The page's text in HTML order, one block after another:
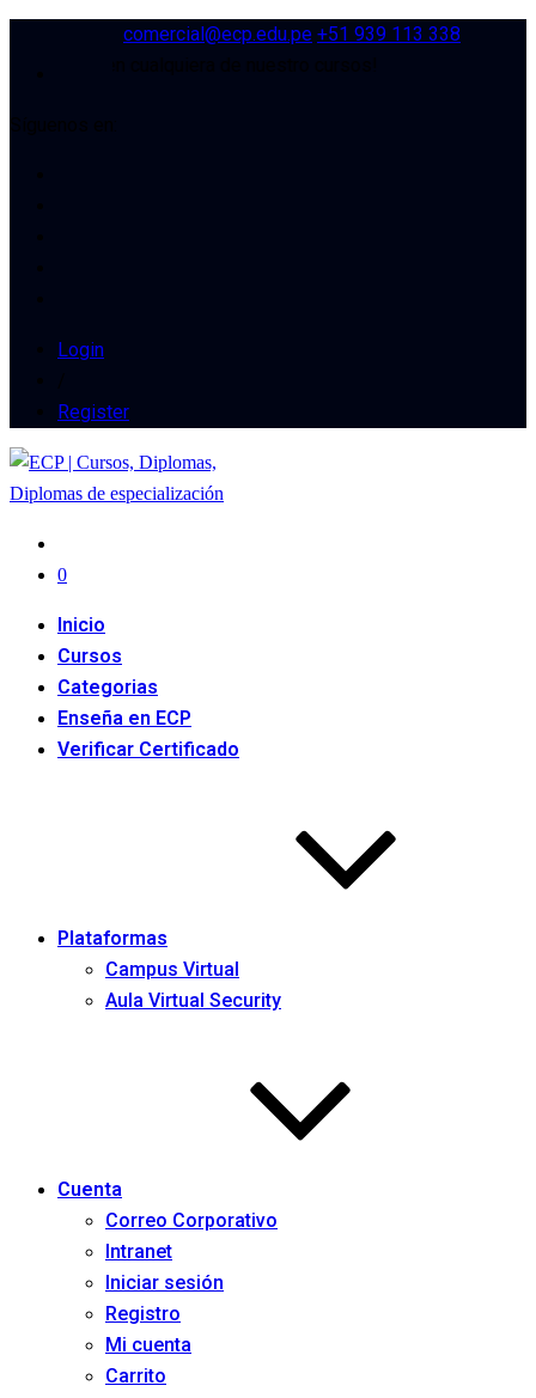
comercial@ecp.edu.pe +51 939 113 338
Login
Register
0
Inicio
Cursos
Categorias
Enseña en ECP
Verificar Certificado
Plataformas
Campus Virtual
Aula Virtual Security
Cuenta
Correo Corporativo
Intranet
Iniciar sesión
Registro
Mi cuenta
Carrito